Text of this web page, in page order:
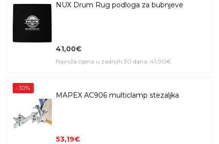
NUX Drum Rug podloga za bubnjeve
41,00€
Najniža cijena u zadnjih 30 dana: 41,00€
-30%
MAPEX AC906 multiclamp stezaljka
53,19€